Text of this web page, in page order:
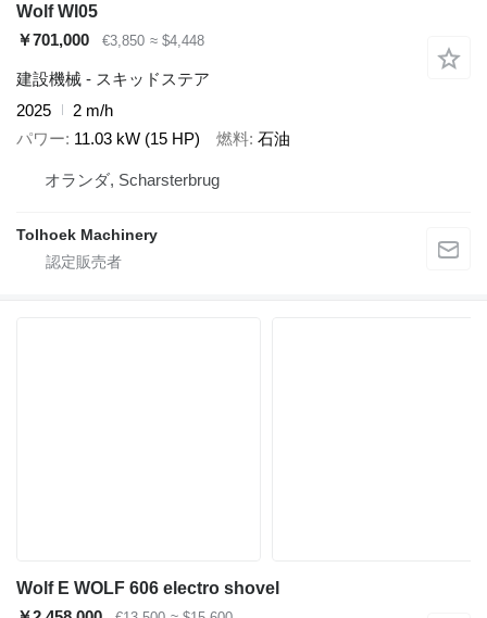
Wolf Wl05
￥701,000
€3,850 ≈ $4,448
建設機械 - スキッドステア
2025
2 m/h
パワー 11.03 kW (15 HP) 燃料 石油
オランダ, Scharsterbrug
Tolhoek Machinery
Wolf E WOLF 606 electro shovel